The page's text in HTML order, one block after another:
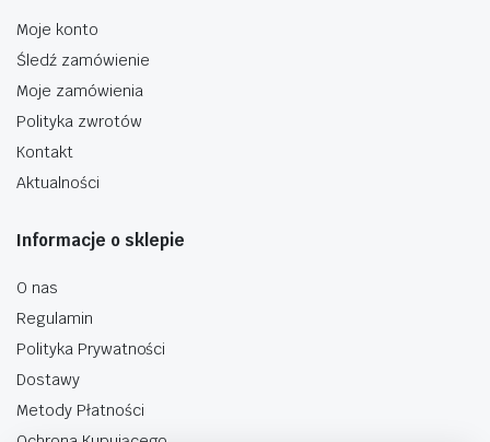
Moje konto
Śledź zamówienie
Moje zamówienia
Polityka zwrotów
Kontakt
Aktualności
Informacje o sklepie
O nas
Regulamin
Polityka Prywatności
Dostawy
Metody Płatności